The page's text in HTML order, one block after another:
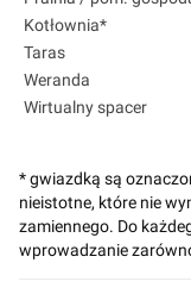
Kotłownia*
Taras
Weranda
Wirtualny spacer
* gwiazdką są
nieistotne, które nie
zamiennego. Do
wprowadzanie